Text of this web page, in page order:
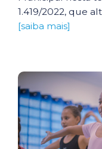
1.419/2022, que
[saiba mais]